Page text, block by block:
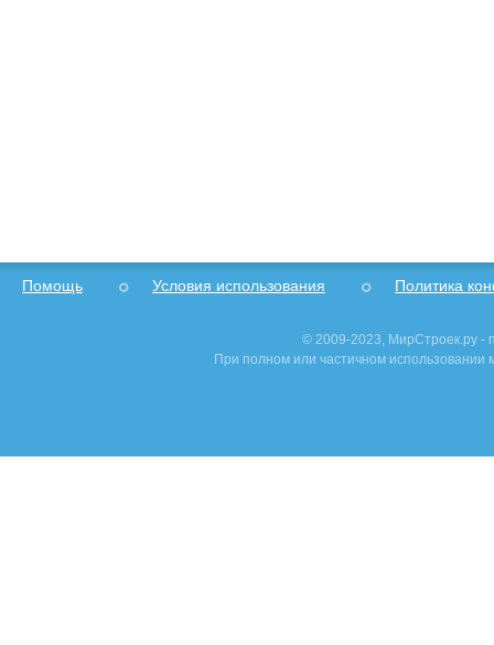
Помощь Условия использования Политика
© 2009-2023, МирСтроек.ру -
При полном или частичном использовании